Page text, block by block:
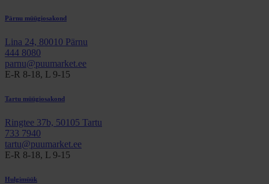
Pärnu müügiosakond
Lina 24, 80010 Pärnu
444 8080
parnu@puumarket.ee
E-R 8-18, L 9-15
Tartu müügiosakond
Ringtee 37b, 50105 Tartu
733 7940
tartu@puumarket.ee
E-R 8-18, L 9-15
Hulgimüük